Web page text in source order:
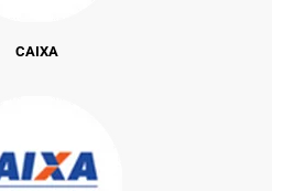
CAIXA